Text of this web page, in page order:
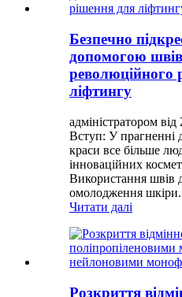
Безпечно
допомогою
революційного
ліфтингу
адміністратором від
Вступ: У прагненні
краси все більше
інноваційних
Використання швів
омолодження
Читати далі
Розкриття